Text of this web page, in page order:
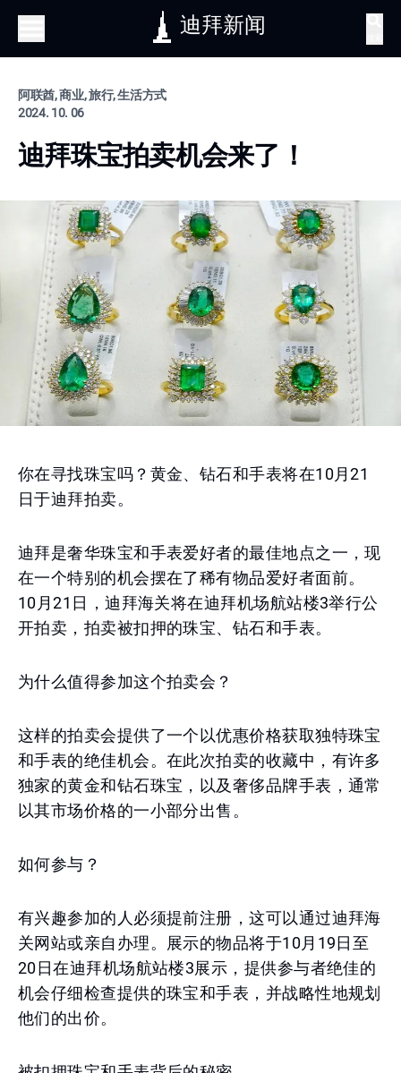
迪拜新闻
阿联酋, 商业, 旅行, 生活方式
2024. 10. 06
迪拜珠宝拍卖机会来了！
你在寻找珠宝吗？黄金、钻石和手表将在10月21
日于迪拜拍卖。
迪拜是奢华珠宝和手表爱好者的最佳地点之一，现
在一个特别的机会摆在了稀有物品爱好者面前。
10月21日，迪拜海关将在迪拜机场航站楼3举行公
开拍卖，拍卖被扣押的珠宝、钻石和手表。
为什么值得参加这个拍卖会？
这样的拍卖会提供了一个以优惠价格获取独特珠宝
和手表的绝佳机会。在此次拍卖的收藏中，有许多
独家的黄金和钻石珠宝，以及奢侈品牌手表，通常
以其市场价格的一小部分出售。
如何参与？
有兴趣参加的人必须提前注册，这可以通过迪拜海
关网站或亲自办理。展示的物品将于10月19日至
20日在迪拜机场航站楼3展示，提供参与者绝佳的
机会仔细检查提供的珠宝和手表，并战略性地规划
他们的出价。